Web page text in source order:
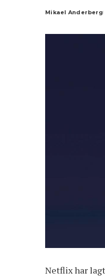
Posted
Mikael Anderberg
Netflix har